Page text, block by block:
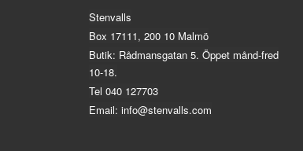
Stenvalls
Box 17111, 200 10 Malmö
Butik: Rådmansgatan 5. Öppet månd-fred
10-18.
Tel 040 127703
Email: info@stenvalls.com